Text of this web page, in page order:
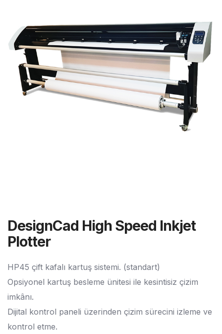
DesignCad High Speed Inkjet
Plotter
HP45 çift kafalı kartuş sistemi. (standart)
Opsiyonel kartuş besleme ünitesi ile kesintisiz çizim
imkânı.
Dijital kontrol paneli üzerinden çizim sürecini izleme ve
kontrol etme.